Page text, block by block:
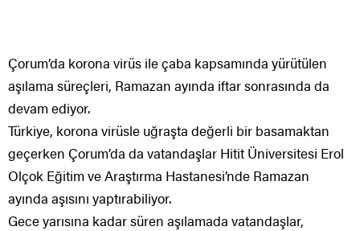
Çorum’da korona virüs ile çaba kapsamında yürütülen
aşılama süreçleri, Ramazan ayında iftar sonrasında da
devam ediyor.
Türkiye, korona virüsle uğraşta değerli bir basamaktan
geçerken Çorum’da da vatandaşlar Hitit Üniversitesi Erol
Olçok Eğitim ve Araştırma Hastanesi’nde Ramazan
ayında aşısını yaptırabiliyor.
Gece yarısına kadar süren aşılamada vatandaşlar,